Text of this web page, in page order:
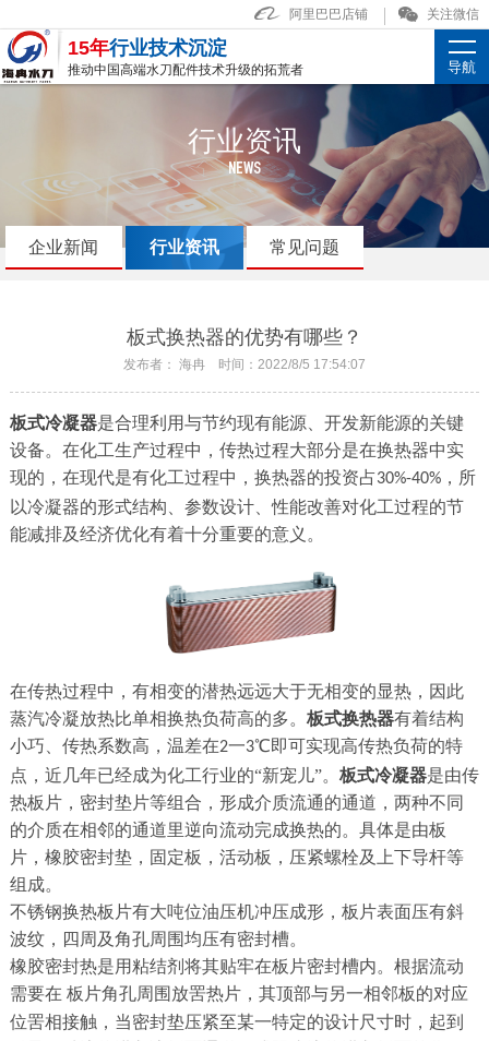
阿里巴巴店铺 关注微信
15年行业技术沉淀
推动中国高端水刀配件技术升级的拓荒者 导航
行业资讯
NEWS
企业新闻 行业资讯 常见问题
板式换热器的优势有哪些？
发布者： 海冉 时间：2022/8/5 17:54:07
板式冷凝器是合理利用与节约现有能源、开发新能源的关键
设备。在化工生产过程中，传热过程大部分是在换热器中实
现的，在现代是有化工过程中，换热器的投资占30%-40%，所
以冷凝器的形式结构、参数设计、性能改善对化工过程的节
能减排及经济优化有着十分重要的意义。
在传热过程中，有相变的潜热远远大于无相变的显热，因此
蒸汽冷凝放热比单相换热负荷高的多。 板式换热器有着结构
小巧、传热系数高，温差在2一3℃即可实现高传热负荷的特
点，近几年已经成为化工行业的“新宠儿”。 板式冷凝器是由传
热板片，密封垫片等组合，形成介质流通的通道，两种不同
的介质在相邻的通道里逆向流动完成换热的。具体是由板
片，橡胶密封垫，固定板，活动板，压紧螺栓及上下导杆等
组成。
不锈钢换热板片有大吨位油压机冲压成形，板片表面压有斜
波纹，四周及角孔周围均压有密封槽。
橡胶密封热是用粘结剂将其贴牢在板片密封槽内。根据流动
需要在 板片角孔周围放罟热片，其顶部与另一相邻板的对应
位罟相接触，当密封垫压紧至某一特定的设计尺寸时，起到